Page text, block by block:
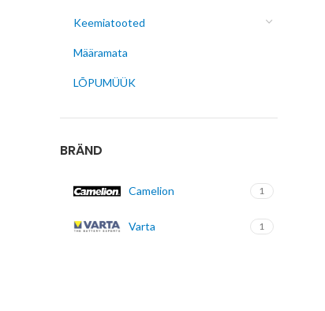
Keemiatooted
Määramata
LÕPUMÜÜK
BRÄND
Camelion 1
Varta 1